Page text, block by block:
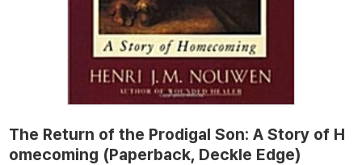
The Return of the Prodigal Son: A Story of H
omecoming (Paperback, Deckle Edge)